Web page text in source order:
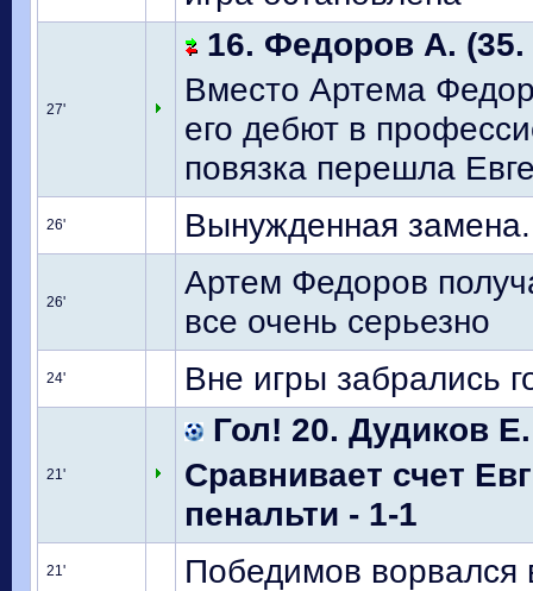
27'
16. Федоров А.
Вместо Артема
его дебют в
повязка перешла
26' Вынужденная
26'
Артем Федоров
все очень серьезно
24' Вне игры забрались
21'
Гол! 20. Дудиков Е.
Сравнивает счет
пенальти - 1-1
21' Победимов